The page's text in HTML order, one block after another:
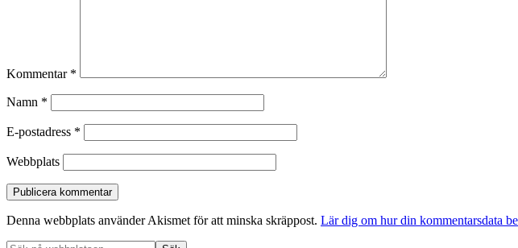
Kommentar *
Namn *
E-postadress *
Webbplats
Denna webbplats använder Akismet för att minska skräppost. Lär dig om hur din kommentarsdata